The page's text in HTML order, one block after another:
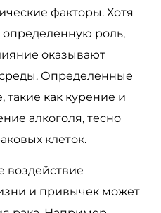
факторы. Хотя
определенную роль,
оказывают
Определенные
как курение и
алкоголя, тесно
клеток.
воздействие
и привычек может